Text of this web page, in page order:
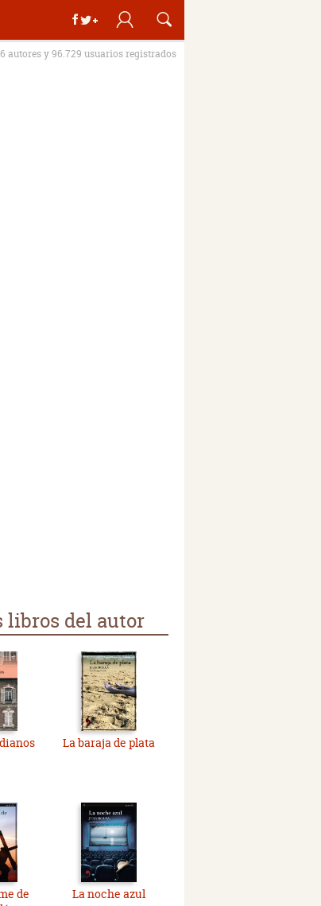
autores y 96.729 usuarios registrados
libros del autor
La baraja de plata
de
La noche azul